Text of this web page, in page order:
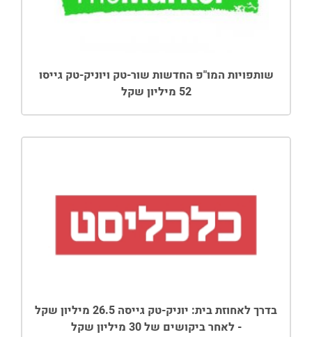
שותפויות המו"פ החדשות שור-טק ויוניק-טק גייסו
52 מיליון שקל
בדרך לאחוזת בית: יוניק-טק גייסה 26.5 מיליון שקל
- לאחר ביקושים של 30 מיליון שקל